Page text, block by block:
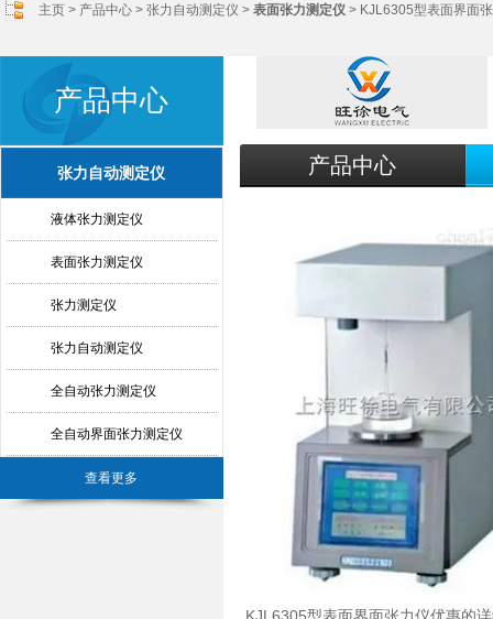
主页 > 产品中心 > 张力自动测定仪 > 表面张力测定仪 > KJL6305型表面界面
产品中心
张力自动测定仪
液体张力测定仪
表面张力测定仪
张力测定仪
张力自动测定仪
全自动张力测定仪
全自动界面张力测定仪
查看更多
产品中心